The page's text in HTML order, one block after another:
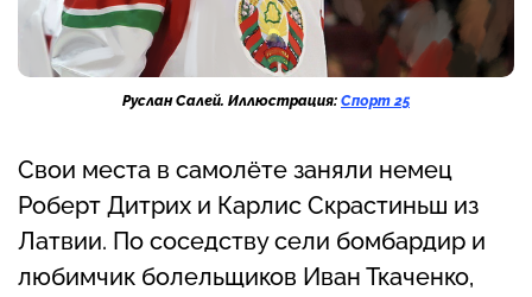
Руслан Салей. Иллюстрация: Спорт 25
Свои места в самолёте заняли немец
Роберт Дитрих и Карлис Скрастиньш из
Латвии. По соседству сели бомбардир и
любимчик болельщиков Иван Ткаченко,